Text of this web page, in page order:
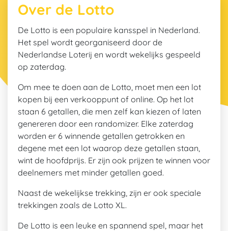
Over de Lotto
De Lotto is een populaire kansspel in Nederland.
Het spel wordt georganiseerd door de
Nederlandse Loterij en wordt wekelijks gespeeld
op zaterdag.
Om mee te doen aan de Lotto, moet men een lot
kopen bij een verkooppunt of online. Op het lot
staan 6 getallen, die men zelf kan kiezen of laten
genereren door een randomizer. Elke zaterdag
worden er 6 winnende getallen getrokken en
degene met een lot waarop deze getallen staan,
wint de hoofdprijs. Er zijn ook prijzen te winnen voor
deelnemers met minder getallen goed.
Naast de wekelijkse trekking, zijn er ook speciale
trekkingen zoals de Lotto XL.
De Lotto is een leuke en spannend spel, maar het